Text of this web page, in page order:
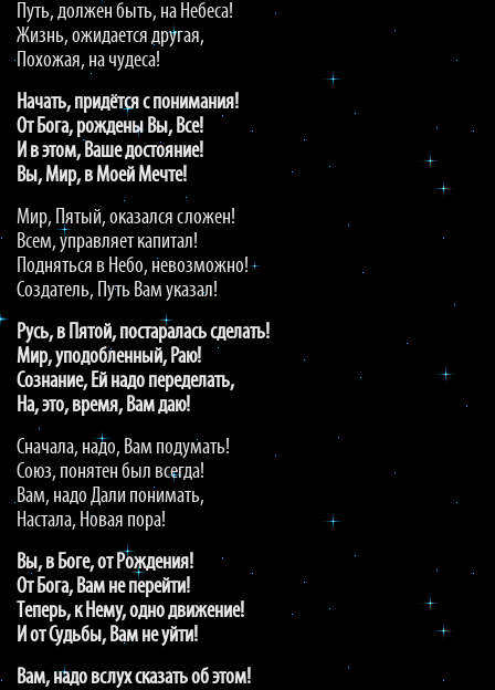
Путь, должен быть, на Небеса!
Жизнь, ожидается другая,
Похожая, на чудеса!
Начать, придётся с понимания!
От Бога, рождены Вы, Все!
И в этом, Ваше достояние!
Вы, Мир, в Моей Мечте!
Мир, Пятый, оказался сложен!
Всем, управляет капитал!
Подняться в Небо, невозможно!
Создатель, Путь Вам указал!
Русь, в Пятой, постаралась сделать!
Мир, уподобленный, Раю!
Сознание, Ей надо переделать,
На, это, время, Вам даю!
Сначала, надо, Вам подумать!
Союз, понятен был всегда!
Вам, надо Дали понимать,
Настала, Новая пора!
Вы, в Боге, от Рождения!
От Бога, Вам не перейти!
Теперь, к Нему, одно движение!
И от Судьбы, Вам не уйти!
Вам, надо вслух сказать об этом!